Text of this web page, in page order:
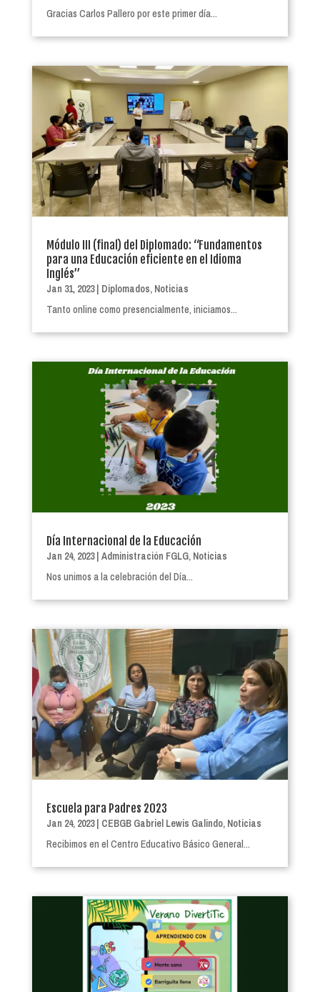
Gracias Carlos Pallero por este primer día...
Módulo III (final) del Diplomado: “Fundamentos
para una Educación eficiente en el Idioma
Inglés”
Jan 31, 2023| Diplomados, Noticias
Tanto online como presencialmente, iniciamos...
Día Internacional de la Educación
Jan 24, 2023| Administración FGLG, Noticias
Nos unimos a la celebración del Día...
Escuela para Padres 2023
Jan 24, 2023| CEBGB Gabriel Lewis Galindo, Noticias
Recibimos en el Centro Educativo Básico General...